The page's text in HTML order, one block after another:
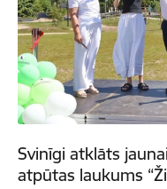
Svinīgi atklāts
atpūtas laukums